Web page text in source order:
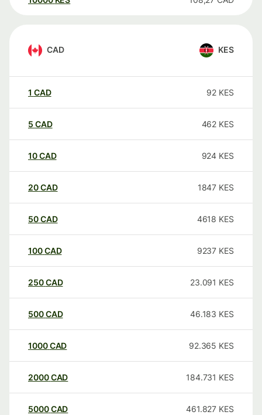
CAD KES
1 CAD 92 KES
5 CAD 462 KES
10CAD 924 KES
20CAD 1847 KES
50CAD 4618 KES
100CAD 9237 KES
250CAD 23.091 KES
500CAD 46.183 KES
1000CAD 92.365 KES
2000CAD 184.731 KES
5000CAD 461.827 KES